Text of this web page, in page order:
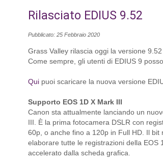
Rilasciato EDIUS 9.52
Pubblicato: 25 Febbraio 2020
Grass Valley rilascia oggi la versione
Come sempre, gli utenti di EDIUS 9
Qui puoi scaricare la nuova versione
Supporto EOS 1D X Mark III
Canon sta attualmente lanciando un
III. È la prima fotocamera DSLR con
60p, o anche fino a 120p in Full HD. Il
elaborare tutte le registrazioni della EOS
accelerato dalla scheda grafica.